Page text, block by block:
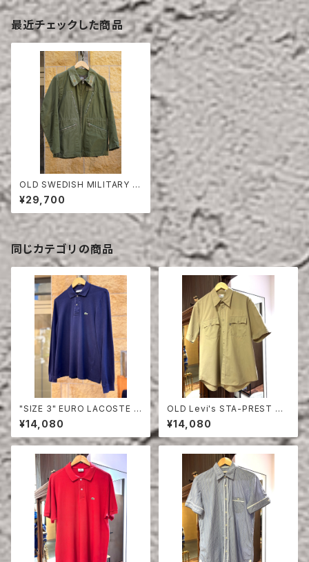
最近チェックした商品
OLD SWEDISH MILITARY T
ANKERS JACKET
¥29,700
同じカテゴリの商品
"SIZE 3" EURO LACOSTE P
OLO SHIRT LONG SLEEVE
¥14,080
OLD Levi's STA-PREST HA
LF SLEEVE SHIRT
¥14,080